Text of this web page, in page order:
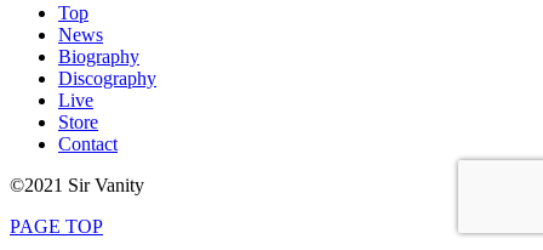
Top
News
Biography
Discography
Live
Store
Contact
©2021 Sir Vanity
PAGE TOP